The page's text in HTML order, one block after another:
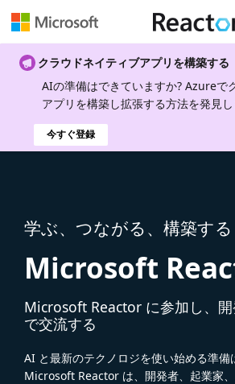
クラウドネイティブアプリを構築する
AIの準備はできていますか? Azureで
アプリを構築し拡張する方法を発見し
今すぐ登録
学ぶ、つながる、構築する
Microsoft
Microsoft Reactor に参加し、
で交流する
AI と最新のテクノロジを使い始める準備
Microsoft Reactor は、開発者、起業家